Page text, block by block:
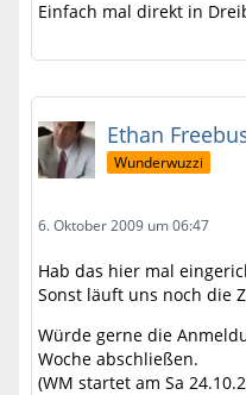
Einfach mal direkt in
Ethan
Wunderwuzzi
6. Oktober 2009 um 06:47
Hab das hier mal
Sonst läuft uns noch die
Würde gerne die
Woche abschließen.
(WM startet am Sa